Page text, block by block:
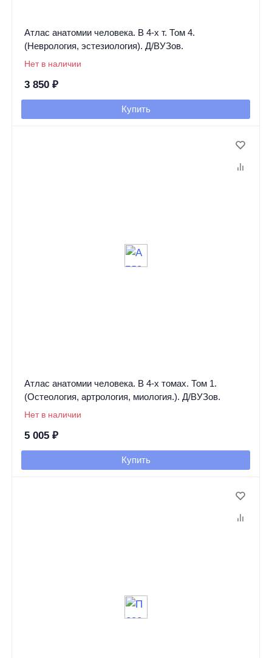
Атлас анатомии человека. В 4-х т. Том 4.
(Неврология, эстезиология). Д/ВУЗов.
Нет в наличии
3 850 ₽
Купить
Атлас анатомии человека. В 4-х томах. Том 1.
(Остеология, артрология, миология.). Д/ВУЗов.
Нет в наличии
5 005 ₽
Купить